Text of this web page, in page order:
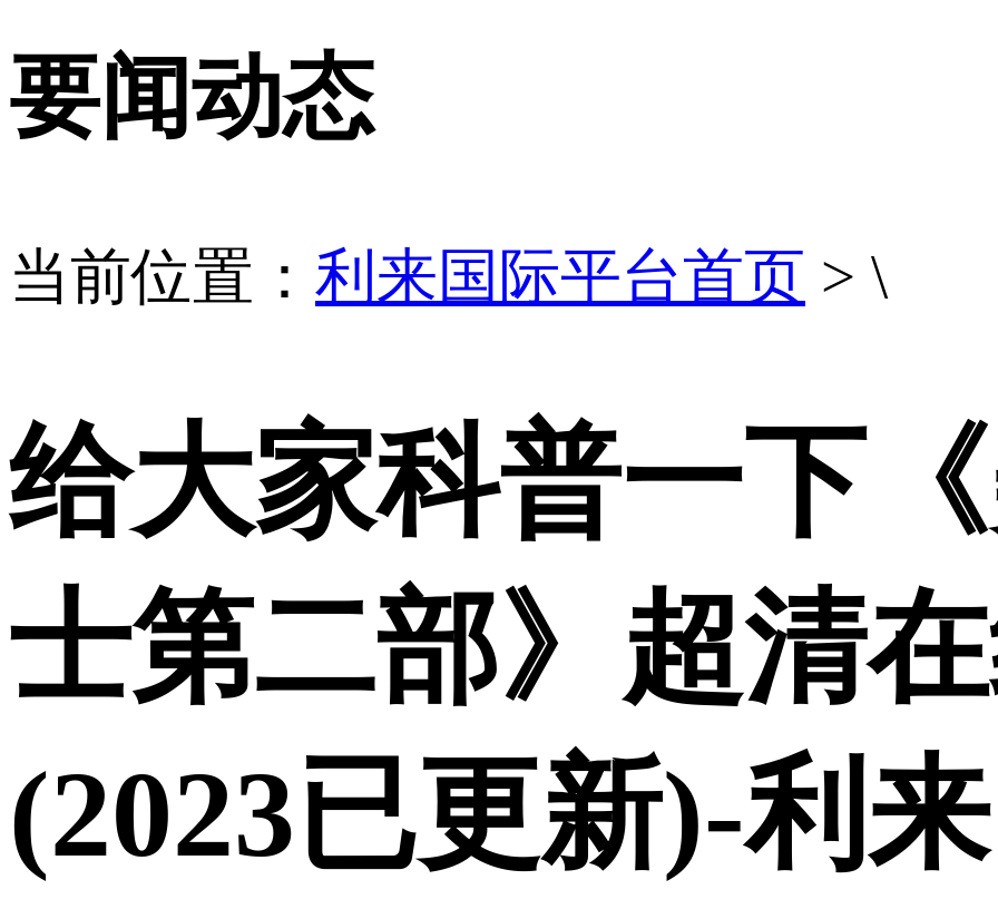
要闻动态
当前位置： 利来国际平台首页 > \
给大家科普一下
士第二部》超清
(2023已更新)-利